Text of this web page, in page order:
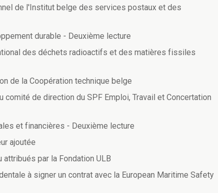
de l'Institut belge des services postaux et des
durable - Deuxième lecture
des déchets radioactifs et des matières fissiles
de la Coopération technique belge
comité de direction du SPF Emploi, Travail et Concertation
et financières - Deuxième lecture
ajoutée
par la Fondation ULB
à signer un contrat avec la European Maritime Safety